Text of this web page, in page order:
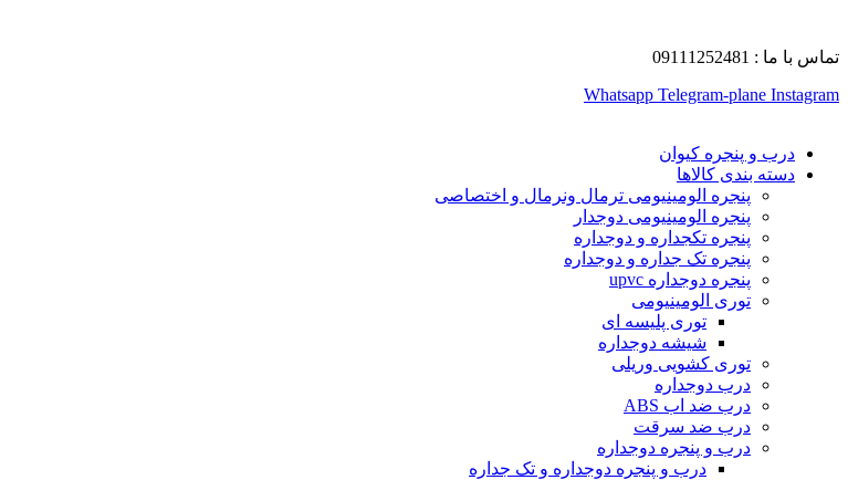
تماس با ما : 09111252481
Whatsapp Telegram-plane Instagram
درب و پنجره کیوان
دسته بندی کالاها
پنجره الومینیومی ترمال ونرمال و اختصاصی
پنجره الومینیومی دوجدار
پنجره تکجداره و دوجداره
پنجره تک جداره و دوجداره
پنجره دوجداره upvc
توری الومینیومی
توری پلیسه ای
شیشه دوجداره
توری کشویی وریلی
درب دوجداره
درب ضد اب ABS
درب ضد سرقت
درب و پنجره دوجداره
درب و پنجره دوجداره و تک جداره